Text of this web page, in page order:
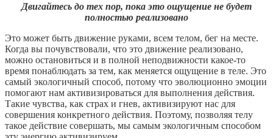
Двигайтесь до тех пор, пока это ощущение не будет
полностью реализовано
Это может быть движение руками, всем телом, бег на месте.
Когда вы почувствовали, что это движение реализовано,
можно остановиться и в полной неподвижности какое-то
время понаблюдать за тем, как меняется ощущение в теле. Это
самый экологичный способ, потому что эволюционно эмоции
помогают нам активизироваться для выполнения действия.
Такие чувства, как страх и гнев, активизируют нас для
совершения конкретного действия. Поэтому, позволяя телу
такое действие совершать, мы самым экологичным способом